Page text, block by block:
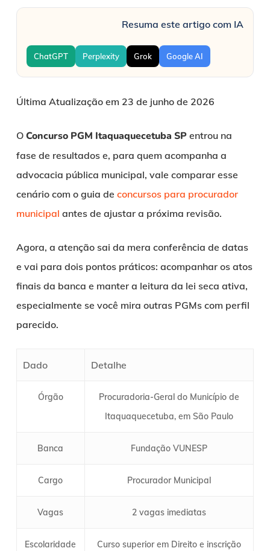
Resuma este artigo com IA
ChatGPT Perplexity Grok Google AI
Última Atualização em 23 de junho de 2026
O Concurso PGM Itaquaquecetuba SPentrou na
fase de resultados e, para quem acompanha a
advocacia pública municipal, vale comparar esse
cenário com o guia de concursos para procurador
municipal antes de ajustar a próxima revisão.
Agora, a atenção sai da mera conferência de datas
e vai para dois pontos práticos: acompanhar os atos
finais da banca e manter a leitura da lei seca ativa,
especialmente se você mira outras PGMs com perfil
parecido.
Dado Detalhe
Órgão
Procuradoria-Geral do Município de
Itaquaquecetuba, em São Paulo
Banca Fundação VUNESP
Cargo Procurador Municipal
Vagas 2 vagas imediatas
Escolaridade
Curso superior em Direito e inscrição